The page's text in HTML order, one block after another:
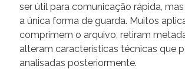
ser útil para comunicação rápida,
a única forma de guarda. Muitos
comprimem o arquivo, retiram
alteram características técnicas que
analisadas posteriormente.